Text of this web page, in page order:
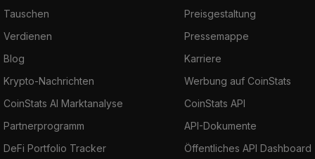
Tauschen
Verdienen
Blog
Krypto-Nachrichten
CoinStats AI Marktanalyse
Partnerprogramm
DeFi Portfolio Tracker
Preisgestaltung
Pressemappe
Karriere
Werbung auf CoinStats
CoinStats API
API-Dokumente
Öffentliches API Dashboard